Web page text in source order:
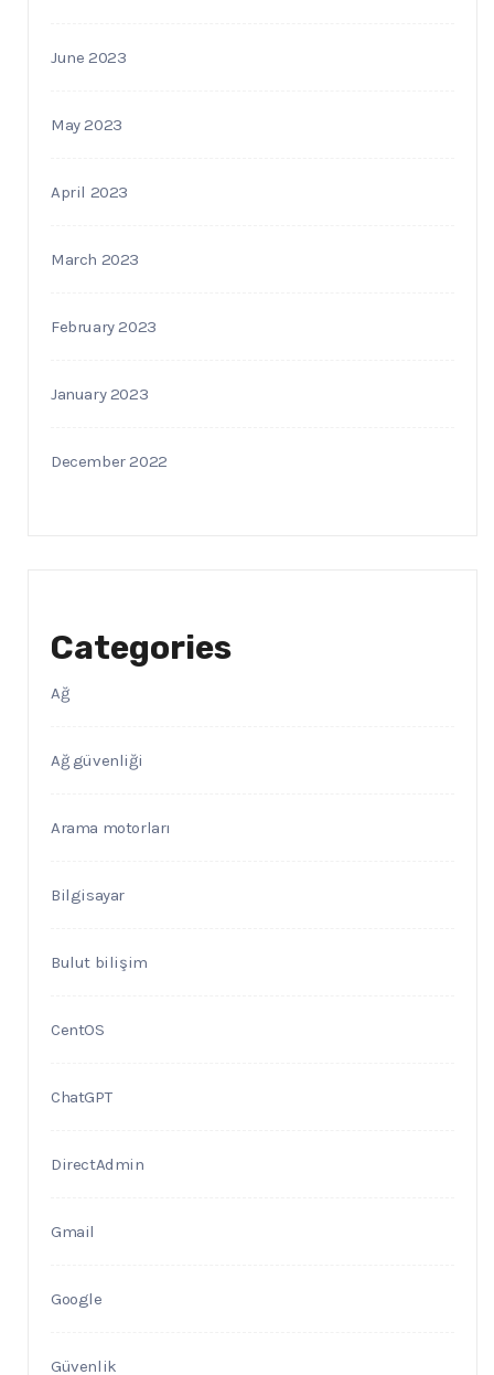
June 2023
May 2023
April 2023
March 2023
February 2023
January 2023
December 2022
Categories
Ağ
Ağ güvenliği
Arama motorları
Bilgisayar
Bulut bilişim
CentOS
ChatGPT
DirectAdmin
Gmail
Google
Güvenlik